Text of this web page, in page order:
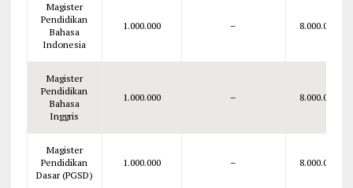
Magister
Pendidikan
Bahasa
Indonesia
1.000.000 – 8.000.000
Magister
Pendidikan
Bahasa
Inggris
1.000.000 – 8.000.000
Magister
Pendidikan
Dasar (PGSD)
1.000.000 – 8.000.000